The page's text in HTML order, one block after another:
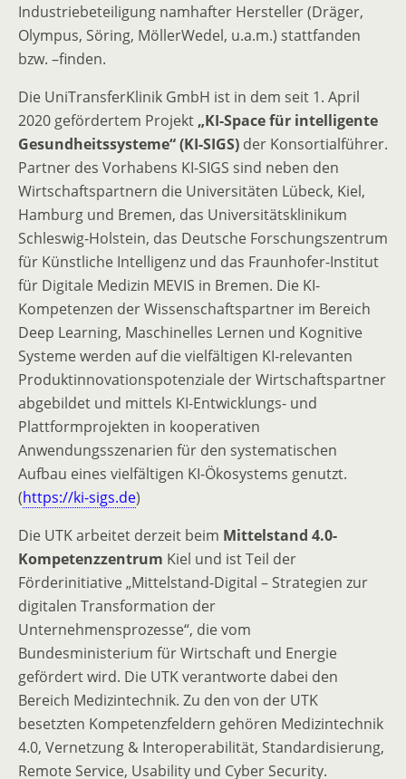
Industriebeteiligung namhafter Hersteller (Dräger,
Olympus, Söring, MöllerWedel, u.a.m.) stattfanden
bzw. –finden.
Die UniTransferKlinik GmbH ist in dem seit 1. April
2020 gefördertem Projekt „KI-Space für intelligente
Gesundheitssysteme“ (KI-SIGS) der Konsortialführer.
Partner des Vorhabens KI-SIGS sind neben den
Wirtschaftspartnern die Universitäten Lübeck, Kiel,
Hamburg und Bremen, das Universitätsklinikum
Schleswig-Holstein, das Deutsche Forschungszentrum
für Künstliche Intelligenz und das Fraunhofer-Institut
für Digitale Medizin MEVIS in Bremen. Die KI-
Kompetenzen der Wissenschaftspartner im Bereich
Deep Learning, Maschinelles Lernen und Kognitive
Systeme werden auf die vielfältigen KI-relevanten
Produktinnovationspotenziale der Wirtschaftspartner
abgebildet und mittels KI-Entwicklungs- und
Plattformprojekten in kooperativen
Anwendungsszenarien für den systematischen
Aufbau eines vielfältigen KI-Ökosystems genutzt.
(https://ki-sigs.de)
Die UTK arbeitet derzeit beim Mittelstand 4.0-
Kompetenzzentrum Kiel und ist Teil der
Förderinitiative „Mittelstand-Digital – Strategien zur
digitalen Transformation der
Unternehmensprozesse“, die vom
Bundesministerium für Wirtschaft und Energie
gefördert wird. Die UTK verantworte dabei den
Bereich Medizintechnik. Zu den von der UTK
besetzten Kompetenzfeldern gehören Medizintechnik
4.0, Vernetzung & Interoperabilität, Standardisierung,
Remote Service, Usability und Cyber Security.